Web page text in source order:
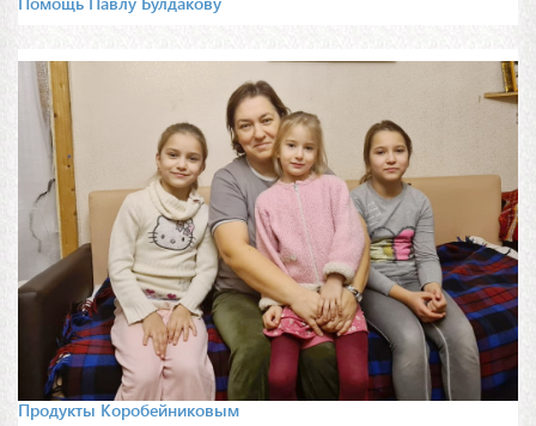
Продукты Коробейниковым